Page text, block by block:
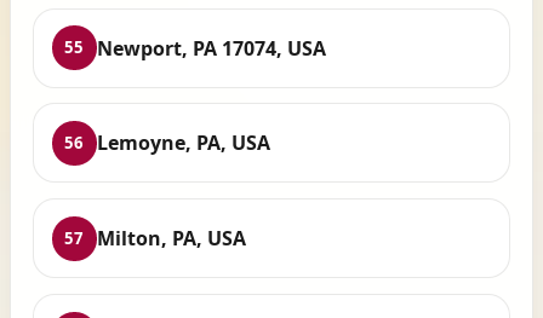
55 Newport, PA 17074, USA
56 Lemoyne, PA, USA
57 Milton, PA, USA